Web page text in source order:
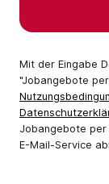
Mit der Eingabe
"Jobangebote
Jobangebote per
E-Mail-Service